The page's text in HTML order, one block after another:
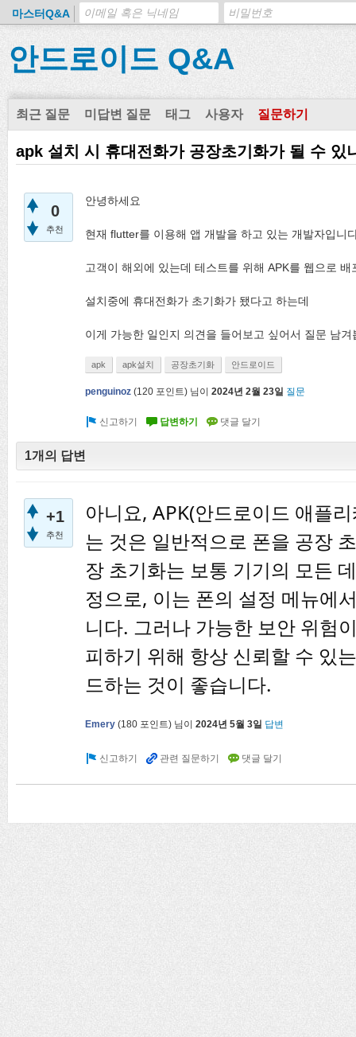
마스터Q&A
안드로이드 Q&A
최근 질문 미답변 질문 태그 사용자 질문하기
apk 설치 시 휴대전화가 공장초기화가 될 수 있
0
추천
안녕하세요
현재 flutter를 이용해 앱 개발을 하고 있는 개발자입니
고객이 해외에 있는데 테스트를 위해 APK를 웹으로 배
설치중에 휴대전화가 초기화가 됐다고 하는데
이게 가능한 일인지 의견을 들어보고 싶어서 질문 남겨
apk apk설치 공장초기화 안드로이드
penguinoz (120 포인트) 님이 2024년 2월 23일 질문
1개의 답변
+1
추천
아니요, APK(안드로이드 애플
는 것은 일반적으로 폰을 공장
장 초기화는 보통 기기의 모든
정으로, 이는 폰의 설정 메뉴에
니다. 그러나 가능한 보안 위험
피하기 위해 항상 신뢰할 수 있
드하는 것이 좋습니다.
Emery (180 포인트) 님이 2024년 5월 3일 답변